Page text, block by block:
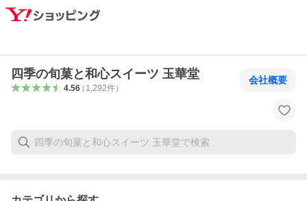
四季の旬菓と和心スイーツ 玉華堂
4.56（ 1,292件）
会社概要